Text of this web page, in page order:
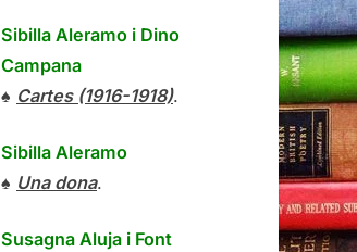
Sibilla Aleramo i Dino
Campana
♠ Cartes (1916-1918).
Sibilla Aleramo
♠ Una dona.
Susagna Aluja i Font